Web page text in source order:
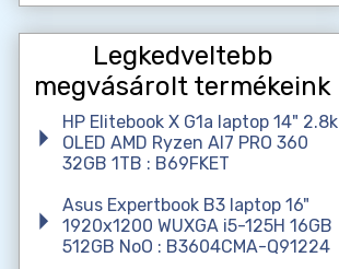
Legkedveltebb
megvásárolt termékeink
HP Elitebook X G1a laptop 14" 2.8k
OLED AMD Ryzen AI7 PRO 360
32GB 1TB : B69FKET
Asus Expertbook B3 laptop 16"
1920x1200 WUXGA i5-125H 16GB
512GB NoO : B3604CMA-Q91224